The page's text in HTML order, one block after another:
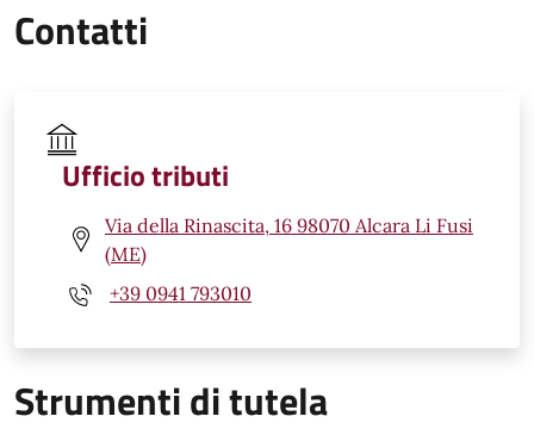
Contatti
Ufficio tributi
Via della Rinascita, 16 98070 Alcara Li Fusi
(ME)
+39 0941 793010
Strumenti di tutela